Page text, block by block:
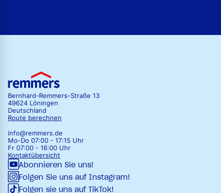
Bernhard-Remmers-Straße 13
49624 Löningen
Deutschland
Route berechnen
info@remmers.de
Mo-Do 07:00 - 17:15 Uhr
Fr 07:00 - 16:00 Uhr
Kontaktübersicht
Abonnieren Sie uns!
Folgen Sie uns auf Instagram!
Folgen sie uns auf TikTok!